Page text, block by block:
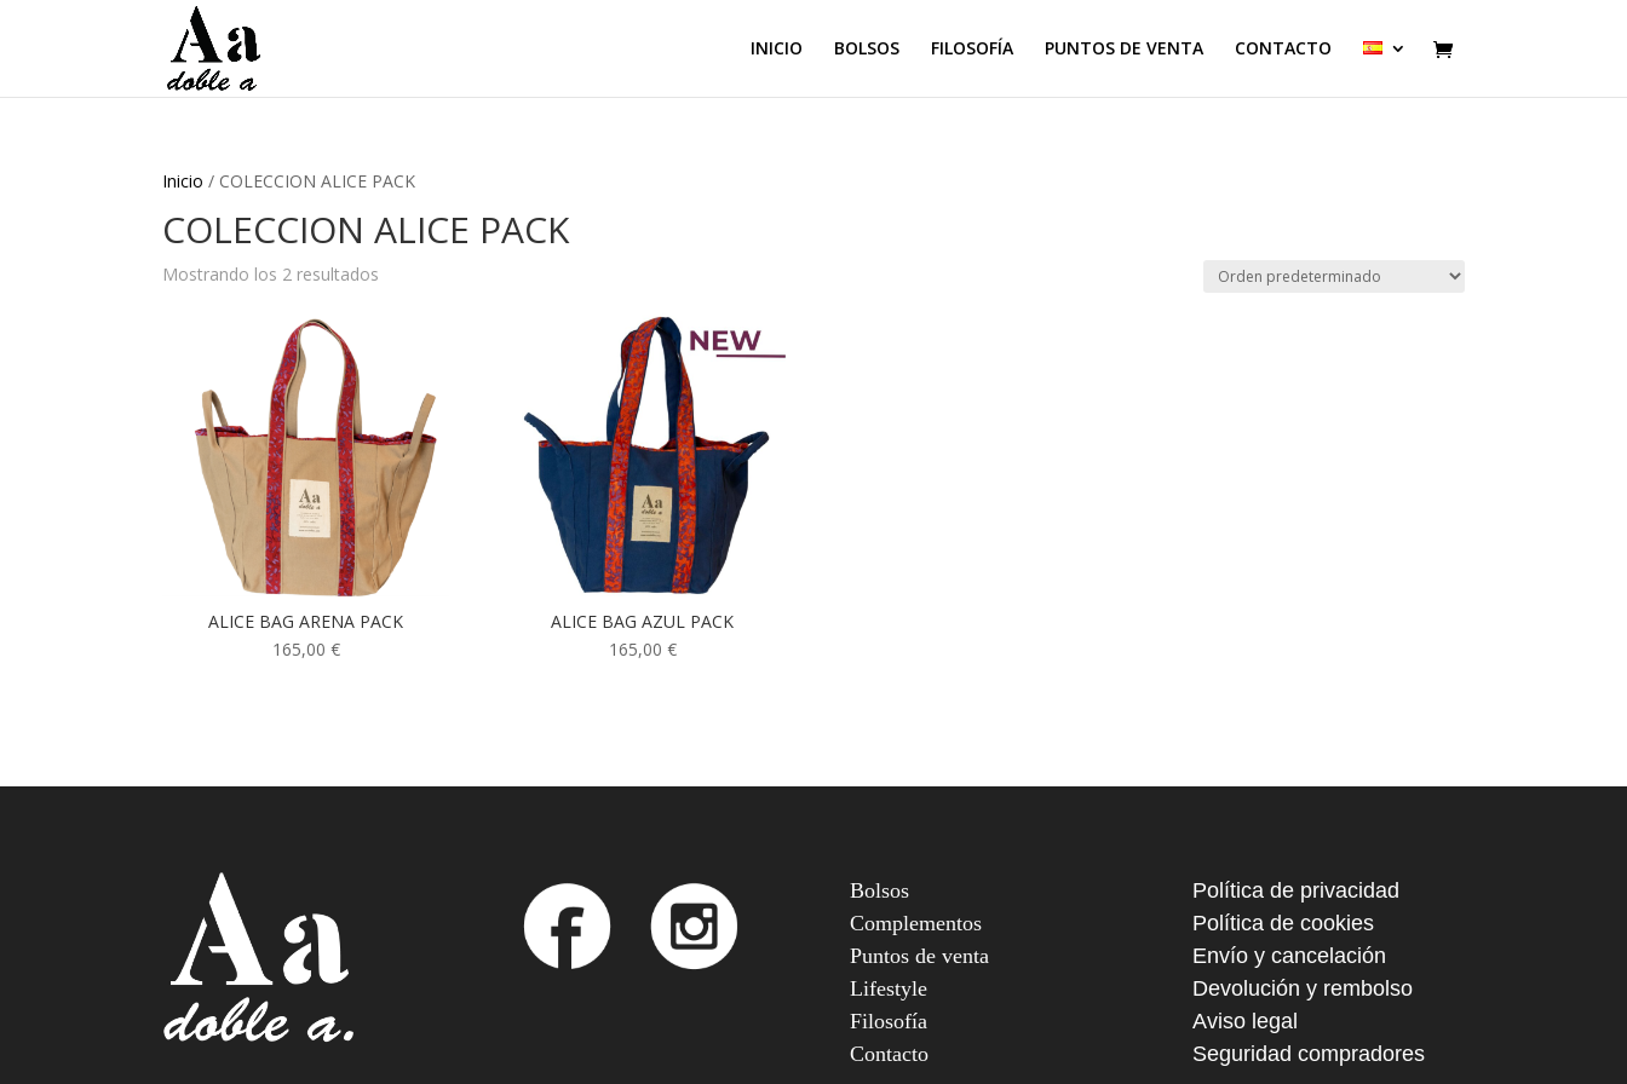
INICIO BOLSOS FILOSOFÍA PUNTOS DE VENTA CONTACTO
Inicio / COLECCION ALICE PACK
COLECCION ALICE PACK
Mostrando los 2 resultados
ALICE BAG ARENA PACK
165,00 €
ALICE BAG AZUL PACK
165,00 €
Bolsos
Complementos
Puntos de venta
Lifestyle
Filosofía
Contacto
Política de privacidad
Política de cookies
Envío y cancelación
Devolución y rembolso
Aviso legal
Seguridad compradores